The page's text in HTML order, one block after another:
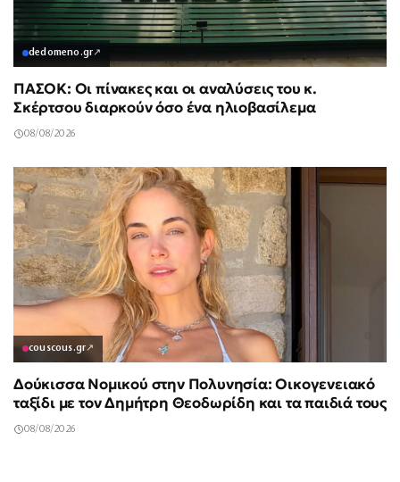
dedomeno.gr↗
ΠΑΣΟΚ: Οι πίνακες και οι αναλύσεις του κ.
Σκέρτσου διαρκούν όσο ένα ηλιοβασίλεμα
08/08/2026
couscous.gr↗
Δούκισσα Νομικού στην Πολυνησία: Οικογενειακό
ταξίδι με τον Δημήτρη Θεοδωρίδη και τα παιδιά τους
08/08/2026